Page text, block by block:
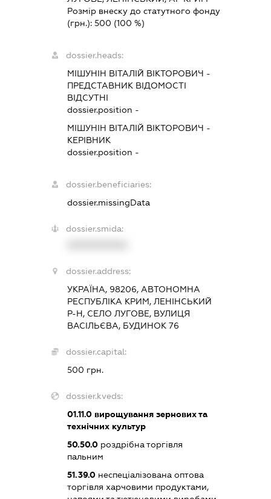
Розмір внеску до статутного фонду
(грн.): 500 (100 %)
dossier.heads:
МІШУНІН ВІТАЛІЙ ВІКТОРОВИЧ -
ПРЕДСТАВНИК ВІДОМОСТІ
ВІДСУТНІ
dossier.position -
МІШУНІН ВІТАЛІЙ ВІКТОРОВИЧ -
КЕРІВНИК
dossier.position -
dossier.beneficiaries:
dossier.missingData
dossier.smida:
dossier.address:
УКРАЇНА, 98206, АВТОНОМНА
РЕСПУБЛІКА КРИМ, ЛЕНІНСЬКИЙ
Р-Н, СЕЛО ЛУГОВЕ, ВУЛИЦЯ
ВАСІЛЬЄВА, БУДИНОК 76
dossier.capital:
500 грн.
dossier.kveds:
01.11.0вирощування зернових та
технічних культур
50.50.0роздрібна торгівля
пальним
51.39.0неспеціалізована оптова
торгівля харчовими продуктами,